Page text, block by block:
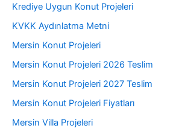
Krediye Uygun Konut Projeleri
KVKK Aydınlatma Metni
Mersin Konut Projeleri
Mersin Konut Projeleri 2026 Teslim
Mersin Konut Projeleri 2027 Teslim
Mersin Konut Projeleri Fiyatları
Mersin Villa Projeleri